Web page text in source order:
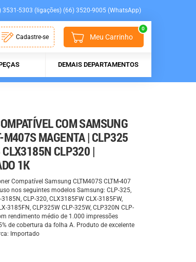
3531-5303 (ligações) (66) 3520-9005 (WhatsApp)
Cadastre-se Meu Carrinho
0
DEMAIS DEPARTAMENTOS
COM SAMSUNG
M407S MAGENTA | CLP325
CLP320 |
1K
Compatível Samsung CLTM407S CLTM-407
nos seguintes modelos Samsung: CLP-325,
3185N, CLP-320, CLX3185FW CLX-3185FW,
3185FN, CLP325W CLP-325W, CLP320N CLP-
rendimento médio de 1.000 impressões
de cobertura da folha A. Produto de excelente
Importado